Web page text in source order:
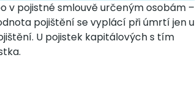
pojistné smlouvě určeným osobám –
pojištění se vyplácí při úmrtí jen u
U pojistek kapitálových s tím